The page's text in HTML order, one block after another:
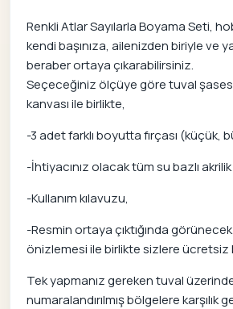
Renkli Atlar Sayılarla Boyama Seti,
kendi başınıza, ailenizden biriyle ve
beraber ortaya çıkarabilirsiniz.
Seçeceğiniz ölçüye göre tuval
kanvası ile birlikte,
-3 adet farklı boyutta fırçası (küçük,
-İhtiyacınız olacak tüm su bazlı
-Kullanım kılavuzu,
-Resmin ortaya çıktığında
önizlemesi ile birlikte sizlere ücretsiz
Tek yapmanız gereken tuval
numaralandırılmış bölgelere karşılık